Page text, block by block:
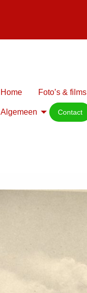
Home Foto’s & films
Algemeen Contact